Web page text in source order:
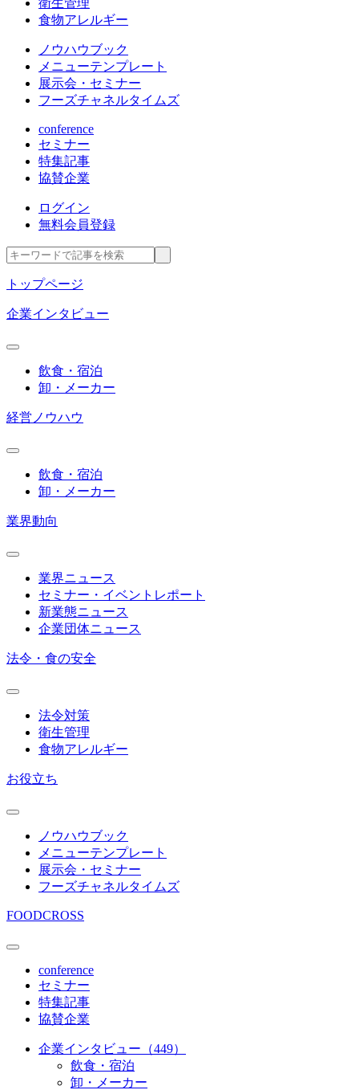
食物アレルギー
ノウハウブック
メニューテンプレート
展示会・セミナー
フーズチャネルタイムズ
conference
セミナー
特集記事
協賛企業
ログイン
無料会員登録
トップページ
企業インタビュー
飲食・宿泊
卸・メーカー
経営ノウハウ
飲食・宿泊
卸・メーカー
業界動向
業界ニュース
セミナー・イベントレポート
新業態ニュース
企業団体ニュース
法令・食の安全
法令対策
衛生管理
食物アレルギー
お役立ち
ノウハウブック
メニューテンプレート
展示会・セミナー
フーズチャネルタイムズ
FOODCROSS
conference
セミナー
特集記事
協賛企業
企業インタビュー（449）
飲食・宿泊
卸・メーカー